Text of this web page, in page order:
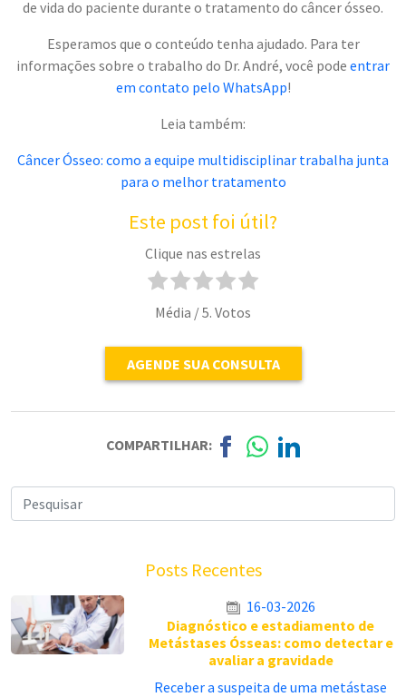
de vida do paciente durante o tratamento do câncer ósseo.
Esperamos que o conteúdo tenha ajudado. Para ter
informações sobre o trabalho do Dr. André, você pode entrar
em contato pelo WhatsApp!
Leia também:
Câncer Ósseo: como a equipe multidisciplinar trabalha junta
para o melhor tratamento
Este post foi útil?
Clique nas estrelas
Média / 5. Votos
AGENDE SUA CONSULTA
COMPARTILHAR:
Posts Recentes
16-03-2026
Diagnóstico e estadiamento de
Metástases Ósseas: como detectar e
avaliar a gravidade
Receber a suspeita de uma metástase